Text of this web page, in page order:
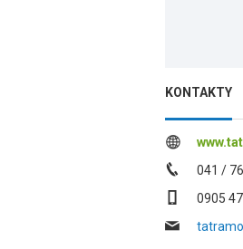
KONTAKTY
041 /
0905